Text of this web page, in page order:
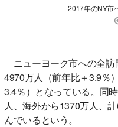
2017年のNY市
ニューヨーク市への全訪
4970万人（前年比＋3.9％
3.4％）となっている。同
人、海外から1370万人、
んでいるという。